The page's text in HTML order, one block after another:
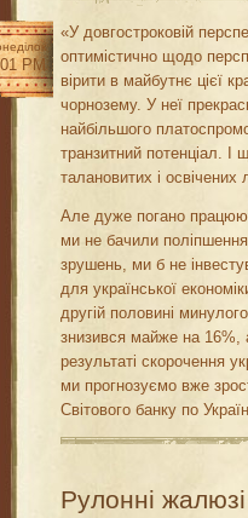
PM
«У довгостроковій
оптимістично щодо
вірити в майбутнє цієї
чорнозему. У неї
найбільшого
транзитний потенціал. І
талановитих і освічених
Але дуже погано
ми не бачили
зрушень, ми б не
для української
другій половині
знизився майже на 16%,
результаті скорочення
ми прогнозуємо вже
Світового банку по
Рулонні